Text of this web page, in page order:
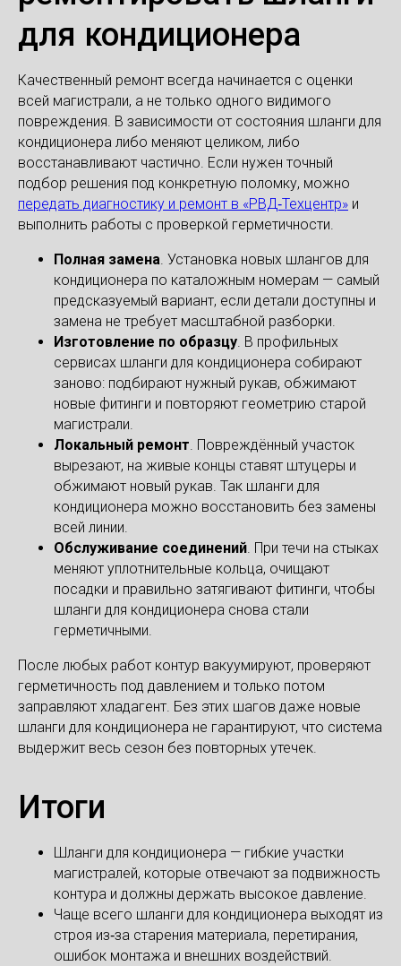
для кондиционера
Качественный ремонт всегда начинается с оценки
всей магистрали, а не только одного видимого
повреждения. В зависимости от состояния шланги для
кондиционера либо меняют целиком, либо
восстанавливают частично. Если нужен точный
подбор решения под конкретную поломку, можно
передать диагностику и ремонт в «РВД‑Техцентр» и
выполнить работы с проверкой герметичности.
Полная замена. Установка новых шлангов для
кондиционера по каталожным номерам — самый
предсказуемый вариант, если детали доступны и
замена не требует масштабной разборки.
Изготовление по образцу. В профильных
сервисах шланги для кондиционера собирают
заново: подбирают нужный рукав, обжимают
новые фитинги и повторяют геометрию старой
магистрали.
Локальный ремонт. Повреждённый участок
вырезают, на живые концы ставят штуцеры и
обжимают новый рукав. Так шланги для
кондиционера можно восстановить без замены
всей линии.
Обслуживание соединений. При течи на стыках
меняют уплотнительные кольца, очищают
посадки и правильно затягивают фитинги, чтобы
шланги для кондиционера снова стали
герметичными.
После любых работ контур вакуумируют, проверяют
герметичность под давлением и только потом
заправляют хладагент. Без этих шагов даже новые
шланги для кондиционера не гарантируют, что система
выдержит весь сезон без повторных утечек.
Итоги
Шланги для кондиционера — гибкие участки
магистралей, которые отвечают за подвижность
контура и должны держать высокое давление.
Чаще всего шланги для кондиционера выходят из
строя из‑за старения материала, перетирания,
ошибок монтажа и внешних воздействий.